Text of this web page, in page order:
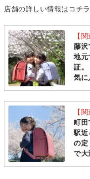
店舗の詳しい情報はコチ
【関
藤沢
地元
証。
気に
【関
町田
駅近
の定
で大